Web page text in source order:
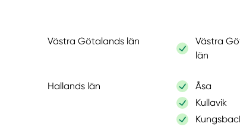
Västra Götalands län
Västra
län
Hallands län
Åsa
Kullavik